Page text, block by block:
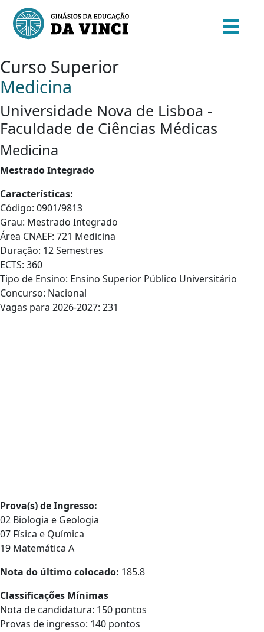
Curso Superior
Medicina
Universidade Nova de Lisboa -
Faculdade de Ciências Médicas
Medicina
Mestrado Integrado
Características:
Código: 0901/9813
Grau: Mestrado Integrado
Área CNAEF: 721 Medicina
Duração: 12 Semestres
ECTS: 360
Tipo de Ensino: Ensino Superior Público Universitário
Concurso: Nacional
Vagas para 2026-2027: 231
Prova(s) de Ingresso:
02 Biologia e Geologia
07 Física e Química
19 Matemática A
Nota do último colocado: 185.8
Classificações Mínimas
Nota de candidatura: 150 pontos
Provas de ingresso: 140 pontos